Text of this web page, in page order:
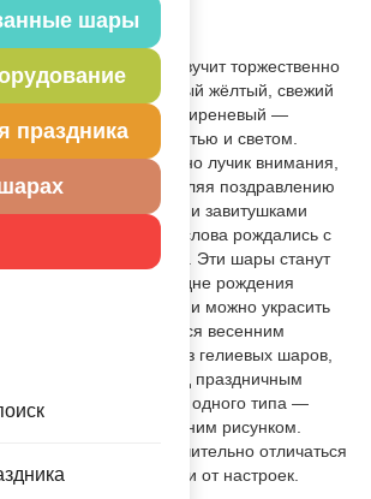
шары
праздника
«С Днём Рождения» звучит торжественно
гамма — солнечный жёлтый, свежий
розовый и нежный сиреневый —
энергией, радостью и светом.
с сердечками, словно лучик внимания,
главные слова, добавляя поздравлению
Шрифт с лёгкими завитушками
особенной — эти слова рождались с
живой, любимой. Эти шары станут
акцентом на дне рождения
или подруги. Ими можно украсить
каждый снимок искрился весенним
добавить их в букет из гелиевых шаров,
фразе дня парить над праздничным
латекса, одного типа —
оттенок), с двусторонним рисунком.
цвет может незначительно отличаться
экране в зависимости от настроек.